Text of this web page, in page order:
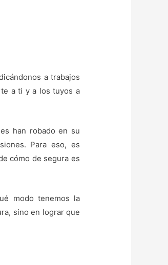
a trabajos
a ti y a los tuyos a
han robado en su
Para eso, es
cómo de segura es
modo tenemos la
sino en lograr que